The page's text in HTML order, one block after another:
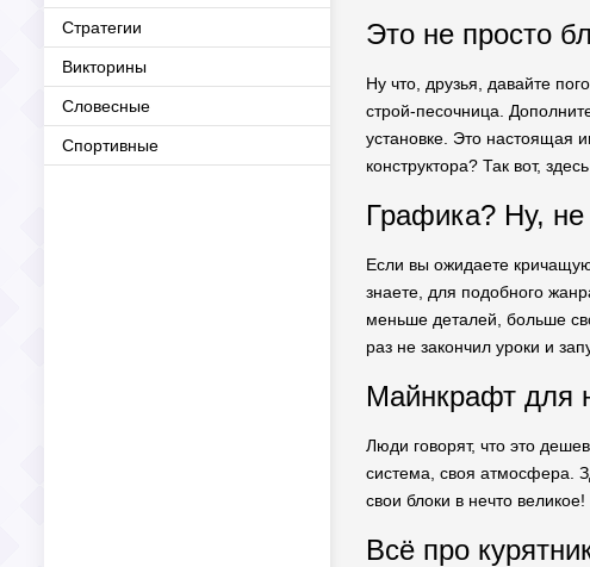
Стратегии
Викторины
Словесные
Спортивные
Это не просто
Ну что, друзья, давайте
строй-песочница.
установке. Это настоящая
конструктора? Так вот,
Графика? Ну,
Если вы ожидаете
знаете, для подобного
меньше деталей, больше
раз не закончил уроки и
Майнкрафт для
Люди говорят, что это
система, своя атмосфера.
свои блоки в нечто великое!
Всё про